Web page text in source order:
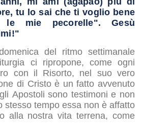
tu lo sai che ti voglio bene
le mie pecorelle". Gesù
del ritmo settimanale
ci ripropone, come ogni
con il Risorto, nel suo vero
di Cristo è un fatto avvenuto
Apostoli sono testimoni e non
stesso tempo essa non è affatto
alla nostra vita terrena, come